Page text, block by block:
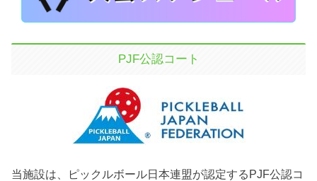
PJF公認コート
当施設は、ピックルボール日本連盟が認定するPJF公認コ